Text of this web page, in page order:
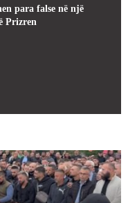
para false në një
Prizren